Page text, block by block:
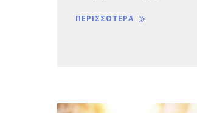
ΠΕΡΙΣΣΟΤΕΡΑ